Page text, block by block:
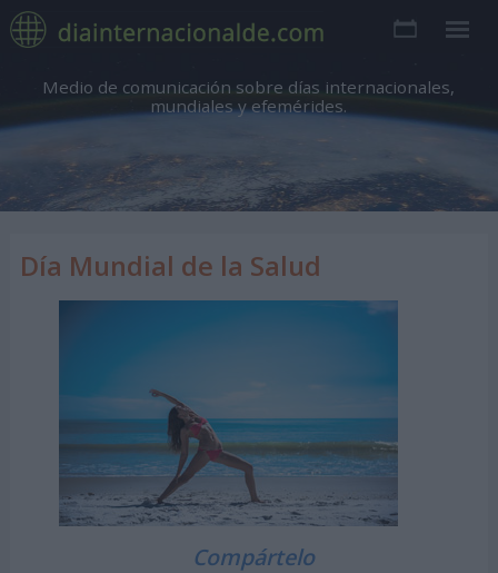
Medio de comunicación sobre días internacionales,
mundiales y efemérides.
Día Mundial de la Salud
Compártelo